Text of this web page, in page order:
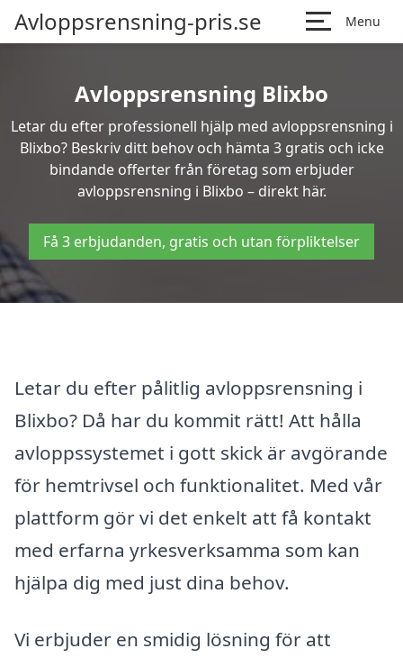
Avloppsrensning-pris.se Menu
Avloppsrensning Blixbo
Letar du efter professionell hjälp med avloppsrensning i
Blixbo? Beskriv ditt behov och hämta 3 gratis och icke
bindande offerter från företag som erbjuder
avloppsrensning i Blixbo – direkt här.
Få 3 erbjudanden, gratis och utan förpliktelser
Letar du efter pålitlig avloppsrensning i
Blixbo? Då har du kommit rätt! Att hålla
avloppssystemet i gott skick är avgörande
för hemtrivsel och funktionalitet. Med vår
plattform gör vi det enkelt att få kontakt
med erfarna yrkesverksamma som kan
hjälpa dig med just dina behov.
Vi erbjuder en smidig lösning för att